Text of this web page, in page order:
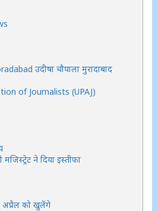
उदीषा चौपाला मुरादाबाद
of Journalists (UPAJ)
ने दिया इस्तीफा
अप्रैल को खुलेंगे